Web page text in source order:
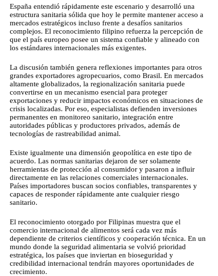
España entendió rápidamente este escenario y desarrolló una
estructura sanitaria sólida que hoy le permite mantener acceso a
mercados estratégicos incluso frente a desafíos sanitarios
complejos. El reconocimiento filipino refuerza la percepción de
que el país europeo posee un sistema confiable y alineado con
los estándares internacionales más exigentes.
La discusión también genera reflexiones importantes para otros
grandes exportadores agropecuarios, como Brasil. En mercados
altamente globalizados, la regionalización sanitaria puede
convertirse en un mecanismo esencial para proteger
exportaciones y reducir impactos económicos en situaciones de
crisis localizadas. Por eso, especialistas defienden inversiones
permanentes en monitoreo sanitario, integración entre
autoridades públicas y productores privados, además de
tecnologías de rastreabilidad animal.
Existe igualmente una dimensión geopolítica en este tipo de
acuerdo. Las normas sanitarias dejaron de ser solamente
herramientas de protección al consumidor y pasaron a influir
directamente en las relaciones comerciales internacionales.
Países importadores buscan socios confiables, transparentes y
capaces de responder rápidamente ante cualquier riesgo
sanitario.
El reconocimiento otorgado por Filipinas muestra que el
comercio internacional de alimentos será cada vez más
dependiente de criterios científicos y cooperación técnica. En un
mundo donde la seguridad alimentaria se volvió prioridad
estratégica, los países que inviertan en bioseguridad y
credibilidad internacional tendrán mayores oportunidades de
crecimiento.